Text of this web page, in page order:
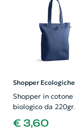
Shopper Ecologiche
Shopper in cotone
biologico da 220gr
38x40x10cm
€ 3,60